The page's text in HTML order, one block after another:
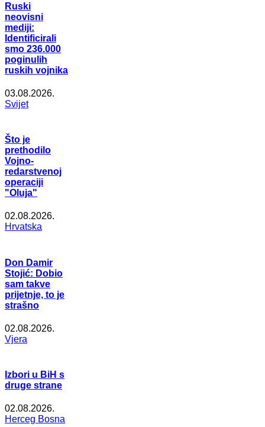
Ruski
neovisni
mediji:
Identificirali
smo 236.000
poginulih
ruskih vojnika
03.08.2026.
Svijet
Što je
prethodilo
Vojno-
redarstvenoj
operaciji
"Oluja"
02.08.2026.
Hrvatska
Don Damir
Stojić: Dobio
sam takve
prijetnje, to je
strašno
02.08.2026.
Vjera
Izbori u BiH s
druge strane
02.08.2026.
Herceg Bosna